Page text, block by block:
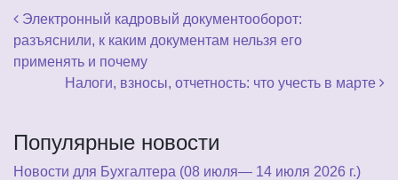
Навигация по записям
Электронный кадровый документооборот:
разъяснили, к каким документам нельзя его
применять и почему
Налоги, взносы, отчетность: что учесть в марте
Популярные новости
Новости для Бухгалтера (08 июля— 14 июля 2026 г.)